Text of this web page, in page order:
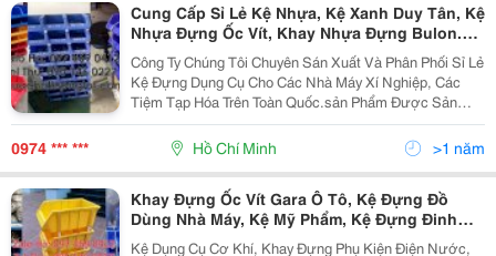
Cung Cấp Sỉ Lẻ Kệ Nhựa, Kệ Xanh Duy Tân, Kệ
Nhựa Đựng Ốc Vít, Khay Nhựa Đựng Bulon.
Khay Nhựa Xanh Duy Tân, Khay Nhựa A5,
Khay Nhựa Bít, Khay Đựng Mỹ Phẩm, Kệ Đựng
Hàng Hóa, Thùng Nhựa Tp Hcm, Khay Nhựa
Xanh Giá Rẻ
Công Ty Chúng Tôi Chuyên Sán Xuất Và Phân Phối Sỉ Lẻ
Kệ Đựng Dụng Cụ Cho Các Nhà Máy Xí Nghiệp, Các
Tiệm Tạp Hóa Trên Toàn Quốc.sản Phẩm Được Sản
Xuất Từ Nhựa Nguyên Chất Đem Đến Chất Lượng
Tuyệt Vời, Bền Màu, Cứng Cáp Có Thể Sử Dụng Được
10 Năm ...
0974 *** *** Hồ Chí Minh >1 năm
Khay Đựng Ốc Vít Gara Ô Tô, Kệ Đựng Đồ
Dùng Nhà Máy, Kệ Mỹ Phẩm, Kệ Đựng Đinh
Vít, Thùng Nhựa Bít, Khay Nhựa Đựng Linh
Kệ Dụng Cụ Cơ Khí, Khay Đựng Phụ Kiện Điện Nước,